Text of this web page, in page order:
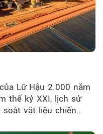
Lữ Hậu 2.000 năm
thế kỷ XXI, lịch sử
soát vật liệu chiến